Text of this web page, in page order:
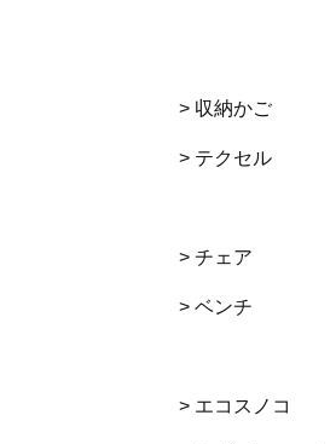
> 収納かご
> テクセル
> チェア
> ベンチ
> エコスノコ